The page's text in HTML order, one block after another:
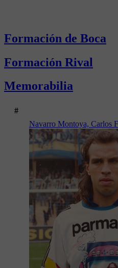
Formación de Boca
Formación Rival
Memorabilia
#
Navarro Montoya, Carlos